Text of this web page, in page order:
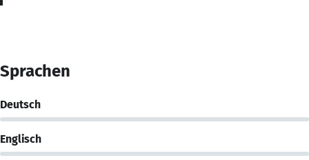
Sprachen
Deutsch
Englisch